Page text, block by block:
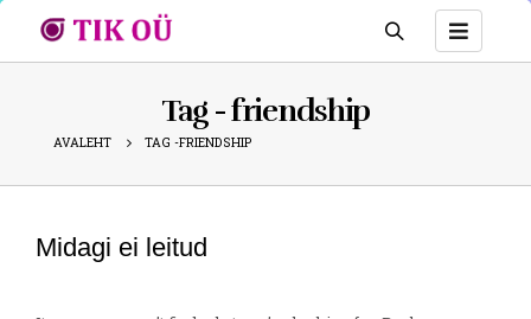
Tag - friendship
AVALEHT TAG -FRIENDSHIP
Midagi ei leitud